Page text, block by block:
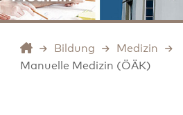
Bildung
Medizin
Manuelle Medizin (ÖÄK)